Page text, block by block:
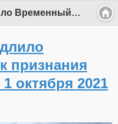
Правительство продлило Временный порядок признания лица инвалидом до 1 октября 2021 года
признания
октября 2021